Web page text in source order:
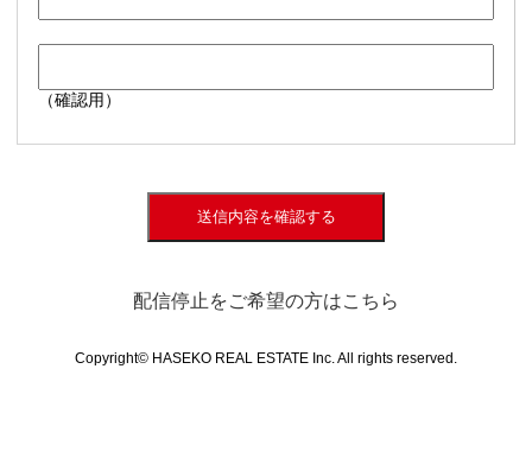
（確認用）
送信内容を確認する
配信停止をご希望の方はこちら
Copyright© HASEKO REAL ESTATE Inc. All rights reserved.